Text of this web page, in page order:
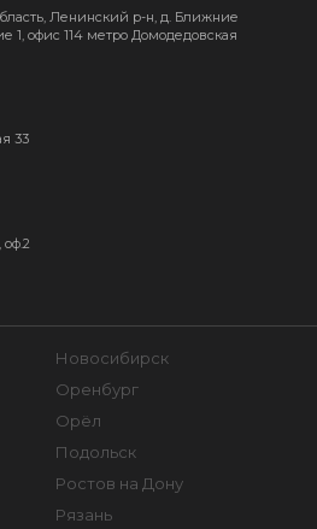
Ленинский р-н, д. Ближние
1, офис 114 метро Домодедовская
33
Новосибирск
Оренбург
Орёл
Подольск
Ростов на Дону
Рязань